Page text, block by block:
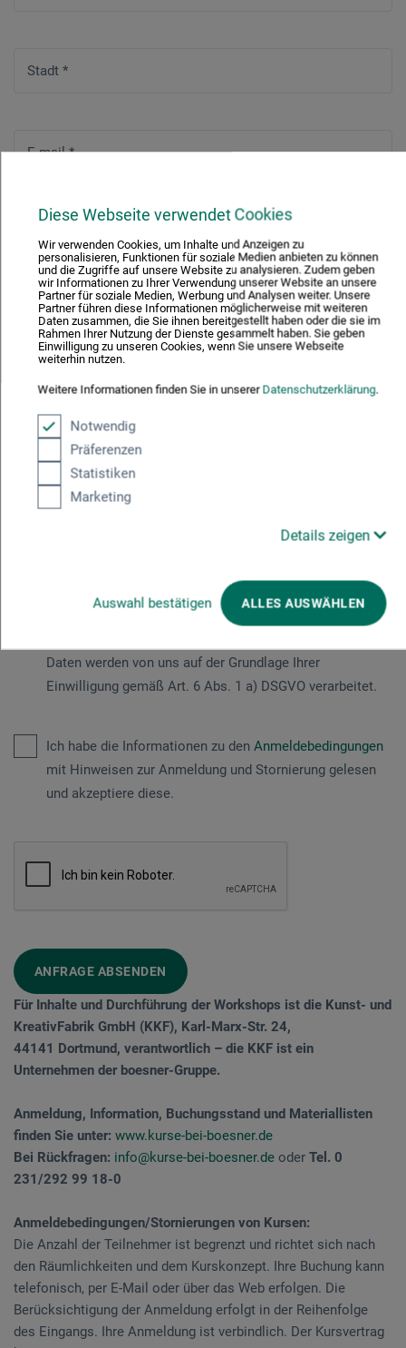
Diese Webseite verwendet Cookies
Wir verwenden Cookies, um Inhalte und Anzeigen zu
personalisieren, Funktionen für soziale Medien anbieten zu können
und die Zugriffe auf unsere Website zu analysieren. Zudem geben
wir Informationen zu Ihrer Verwendung unserer Website an unsere
Partner für soziale Medien, Werbung und Analysen weiter. Unsere
Partner führen diese Informationen möglicherweise mit weiteren
Daten zusammen, die Sie ihnen bereitgestellt haben oder die sie im
Rahmen Ihrer Nutzung der Dienste gesammelt haben. Sie geben
Einwilligung zu unseren Cookies, wenn Sie unsere Webseite
weiterhin nutzen.
Weitere Informationen finden Sie in unserer Datenschutzerklärung.
Notwendig
Präferenzen
Statistiken
Marketing
Details zeigen
Auswahl bestätigen ALLES AUSWÄHLEN
Stadt *
E-mail*
Kundendaten
Kundennummer
Anzahl Teilnehmer
Zulassungen
habe ich zur Kenntnis
Vorname, E-Mail-Adresse sowie meine Nachricht,
ausschließlich zum Zwecke der Bearbeitung und
Daten werden von uns auf der Grundlage Ihrer
Einwilligung gemäß Art. 6 Abs. 1 a) DSGVO verarbeitet.
Ich habe die Informationen zu den Anmeldebedingungen
mit Hinweisen zur Anmeldung und Stornierung gelesen
und akzeptiere diese.
ANFRAGE ABSENDEN
Für Inhalte und Durchführung der Workshops ist die Kunst- und
KreativFabrik GmbH (KKF), Karl-Marx-Str. 24,
44141 Dortmund, verantwortlich – die KKF ist ein
Unternehmen der boesner-Gruppe.
Anmeldung, Information, Buchungsstand und Materiallisten
finden Sie unter: www.kurse-bei-boesner.de
Bei Rückfragen: info@kurse-bei-boesner.de oder Tel. 0
231/292 99 18-0
Anmeldebedingungen/Stornierungen von Kursen:
Die Anzahl der Teilnehmer ist begrenzt und richtet sich nach
den Räumlichkeiten und dem Kurskonzept. Ihre Buchung kann
telefonisch, per E-Mail oder über das Web erfolgen. Die
Berücksichtigung der Anmeldung erfolgt in der Reihenfolge
des Eingangs. Ihre Anmeldung ist verbindlich. Der Kursvertrag